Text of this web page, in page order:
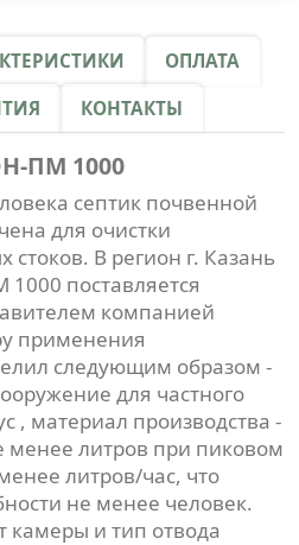
ОПЛАТА
КОНТАКТЫ
ПМ 1000
септик почвенной
для очистки
стоков. В регион г. Казань
1000 поставляется
компанией
применения
следующим образом -
для частного
, материал производства -
менее литров при пиковом
литров/час, что
не менее человек.
камеры и тип отвода